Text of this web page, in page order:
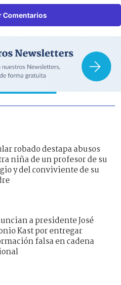
Comentarios
robado destapa abusos
niña de un profesor de su
y del conviviente de su
a presidente José
Kast por entregar
falsa en cadena